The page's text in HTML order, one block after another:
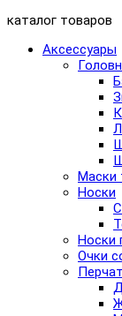
каталог товаров
Аксессуары
Маски
Носки
Носки
Очки